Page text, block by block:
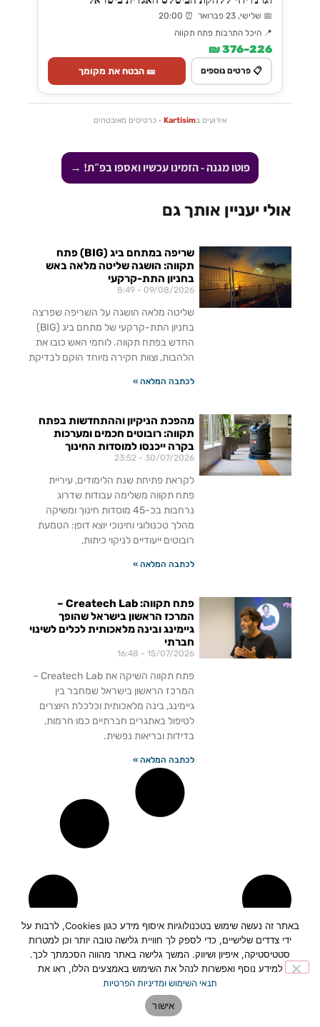
📅 שלישי, 23 פברואר ⏰ 20:00
📍 היכל התרבות פתח תקווה
226–376 ₪
📋 פרטים נוספים 🎫 הבטח את מקומך
אירועים בKartisim · כרטיסים מאובטחים
פוטו מגנה - הזמינו עכשיו ואספו בפ״ת! →
אולי יעניין אותך גם
שריפה במתחם ביג (BIG) פתח
תקווה: הושגה שליטה מלאה באש
בחניון התת-קרקעי
09/08/2026
שליטה מלאה הושגה על השריפה שפרצה
בחניון התת-קרקעי של מתחם ביג (BIG)
החדש בפתח תקווה. לוחמי האש כובו את
הלהבות, וצוות חקירה מיוחד הוקם לבדיקת
לכתבה המלאה »
מהפכת הניקיון וההתחדשות בפתח
תקווה: רובוטים חכמים ומערכות
בקרה ייכנסו למוסדות החינוך
30/07/2026
לקראת פתיחת שנת הלימודים, עיריית
פתח תקווה משלימה עבודות שדרוג
נרחבות בכ-45 מוסדות חינוך ומשיקה
מהלך טכנולוגי וחינוכי יוצא דופן: הטמעת
רובוטים ייעודיים לניקוי כיתות,
לכתבה המלאה »
פתח תקווה: Createch Lab –
המרכז הראשון בישראל שהופך
גיימינג ובינה מלאכותית לכלים לשינוי
חברתי
15/07/2026
פתח תקווה השיקה את Createch Lab –
המרכז הראשון בישראל שמחבר בין
גיימינג, בינה מלאכותית וכלכלת היוצרים
לטיפול באתגרים חברתיים כמו חרמות,
בדידות ובריאות נפשית.
לכתבה המלאה »
באתר זה נעשה שימוש בטכנולוגיות איסוף מידע כגון Cookies, לרבות על
ידי צדדים שלישיים, כדי לספק לך חוויית גלישה טובה יותר וכן למטרות
סטטיסטיקה, איפיון ושיווק. המשך גלישה באתר מהווה הסכמתך לכך.
למידע נוסף ואפשרות לנהל את השימוש באמצעים הללו, ראו את
תנאי השימוש ומדיניות הפרטיות
אישור